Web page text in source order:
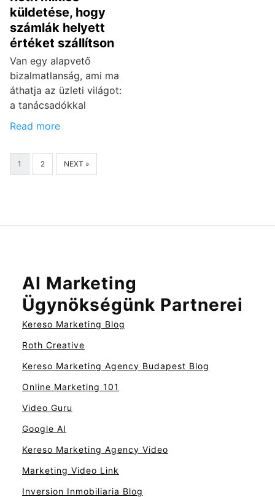
küldetése, hogy
számlák helyett
értéket szállítson
Van egy alapvető
bizalmatlanság, ami ma
áthatja az üzleti világot:
a tanácsadókkal
Read more
1 2 NEXT »
AI Marketing
Ügynökségünk Partnerei
Kereso Marketing Blog
Roth Creative
Kereso Marketing Agency Budapest Blog
Online Marketing 101
Video Guru
Google AI
Kereso Marketing Agency Video
Marketing Video Link
Inversion Inmobiliaria Blog